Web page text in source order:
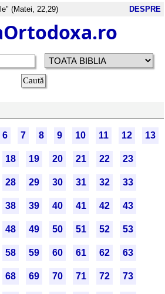
(Matei, 22,29) DESPRE
6 7 8 9 10 11 12 13
18 19 20 21 22 23
28 29 30 31 32 33
38 39 40 41 42 43
48 49 50 51 52 53
58 59 60 61 62 63
68 69 70 71 72 73